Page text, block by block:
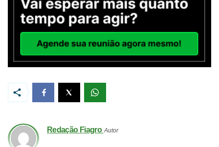
Redação Fiagro Autor